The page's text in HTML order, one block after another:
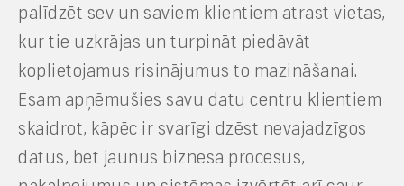
palīdzēt sev un saviem klientiem atrast vietas,
kur tie uzkrājas un turpināt piedāvāt
koplietojamus risinājumus to mazināšanai.
Esam apņēmušies savu datu centru klientiem
skaidrot, kāpēc ir svarīgi dzēst nevajadzīgos
datus, bet jaunus biznesa procesus,